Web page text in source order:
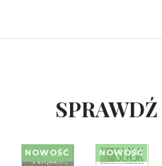
NOWOŚĆ NOWOŚĆ